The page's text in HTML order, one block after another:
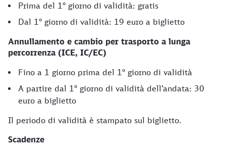
Prima del 1° giorno di validità: gratis
Dal 1° giorno di validità: 19 euro a biglietto
Annullamento e cambio per trasporto a lunga
percorrenza (ICE, IC/EC)
Fino a 1 giorno prima del 1° giorno di validità
A partire dal 1° giorno di validità dell’andata: 30
euro a biglietto
Il periodo di validità è stampato sul biglietto.
Scadenze